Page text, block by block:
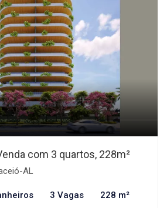
com 3 quartos, 228m²
AL
3 Vagas 228 m²